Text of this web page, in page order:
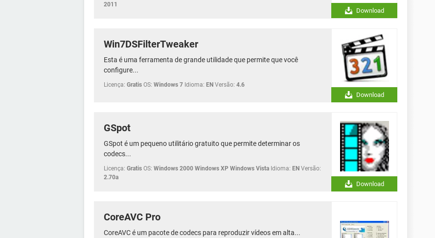
2011
Download
Win7DSFilterTweaker
Esta é uma ferramenta de grande utilidade que permite que você
configure...
Licença: Gratis OS: Windows 7 Idioma: EN Versão: 4.6
Download
GSpot
GSpot é um pequeno utilitário gratuito que permite determinar os
codecs...
Licença: Gratis OS: Windows 2000 Windows XP Windows Vista Idioma: EN Versão:
2.70a
Download
CoreAVC Pro
CoreAVC é um pacote de codecs para reproduzir vídeos em alta...